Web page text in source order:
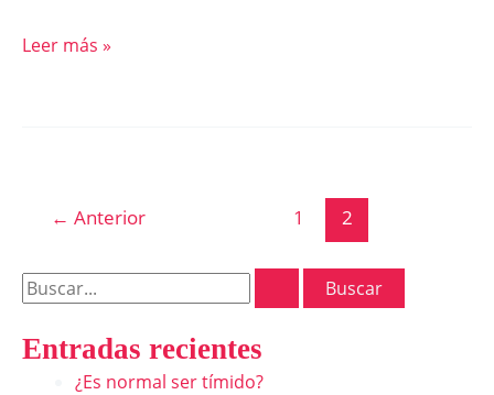
Leer más »
← Anterior 1 2
Entradas recientes
¿Es normal ser tímido?